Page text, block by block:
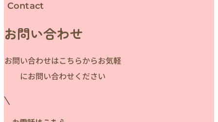
Contact
お問い合わせ
お問い合わせはこちらからお気軽
にお問い合わせください